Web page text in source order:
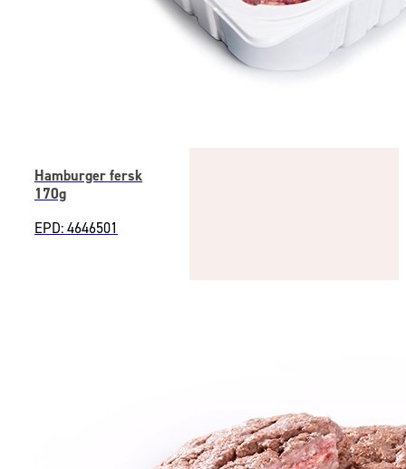
Hamburger fersk
170g
EPD: 4646501